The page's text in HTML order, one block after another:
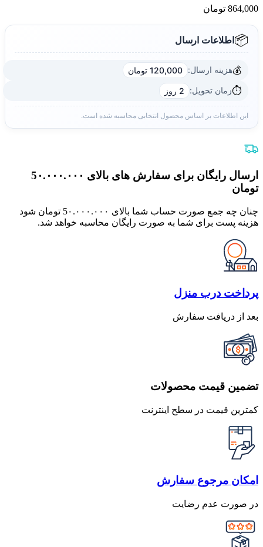
864,000 تومان
📦اطلاعات ارسال
💰هزینه ارسال: 120,000 تومان
⏱️زمان تحویل: 2 روز
این اطلاعات بر اساس محصول انتخابی محاسبه شده است.
ارسال رایگان برای سفارش های بالای 5٠.٠٠٠.٠٠٠
تومان
چنان چه جمع صورت حساب شما بالای 5٠.٠٠٠.٠٠٠ تومان شود
هزینه پست برای شما به صورت رایگان محاسبه خواهد شد.
پرداخت درب منزل
بعد از دریافت سفارش
تضمین قیمت محصولات
کمترین قیمت در سطح اینترنت
امکان مرجوع سفارش
در صورت عدم رضایت